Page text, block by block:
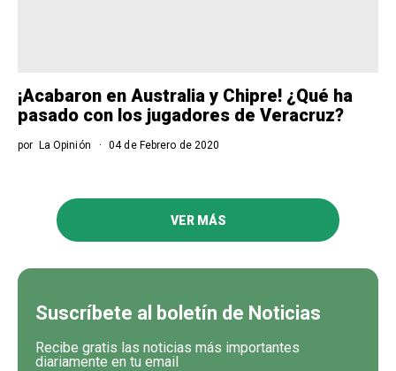
¡Acabaron en Australia y Chipre! ¿Qué ha
pasado con los jugadores de Veracruz?
por La Opinión 04 de Febrero de 2020
VER MÁS
Suscríbete al boletín de Noticias
Recibe gratis las noticias más importantes
diariamente en tu email